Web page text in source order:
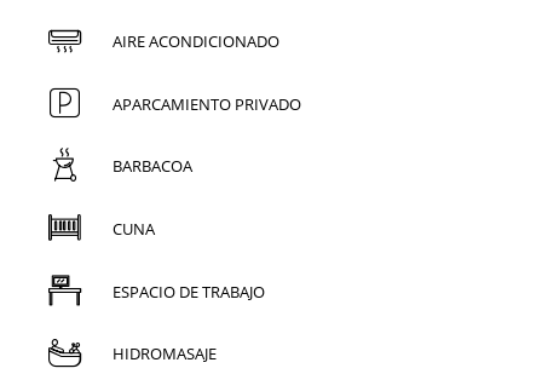
AIRE ACONDICIONADO
APARCAMIENTO PRIVADO
BARBACOA
CUNA
ESPACIO DE TRABAJO
HIDROMASAJE